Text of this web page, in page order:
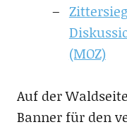
(MOZ)
Auf der
Banner für den